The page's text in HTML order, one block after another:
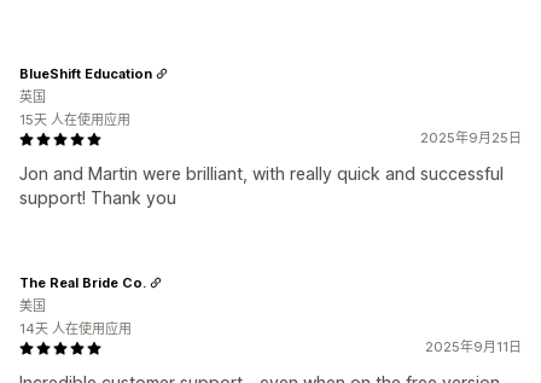
2025年9月25日
Jon and Martin were brilliant, with really quick and successful
support! Thank you
BlueShift Education
英国
15天 人在使用应用
2025年9月11日
The Real Bride Co.
美国
14天 人在使用应用